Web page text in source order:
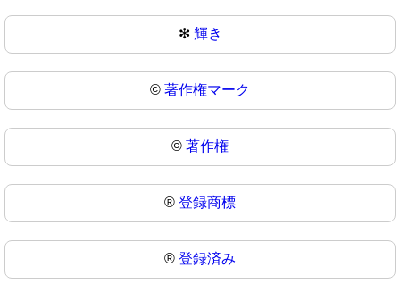
❇ 輝き
©️ 著作権マーク
© 著作権
®️ 登録商標
® 登録済み